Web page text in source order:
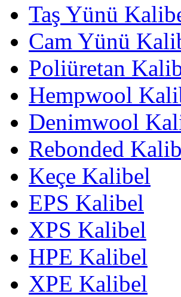
Taş Yünü
Cam Yünü
Poliüretan
Hempwool
Denimwool
Rebonded
Keçe Kalibel
EPS Kalibel
XPS Kalibel
HPE Kalibel
XPE Kalibel